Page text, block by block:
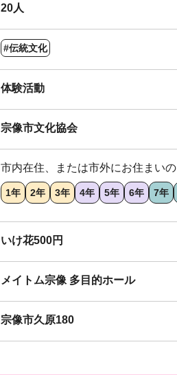
20人
#伝統文化
体験活動
宗像市文化協会
市内在住、または市外にお住まいの
1年 2年 3年 4年 5年 6年 7年
いけ花500円
メイトム宗像 多目的ホール
宗像市久原180